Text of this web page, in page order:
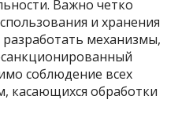
Важно четко
и хранения
механизмы,
соблюдение всех
касающихся обработки